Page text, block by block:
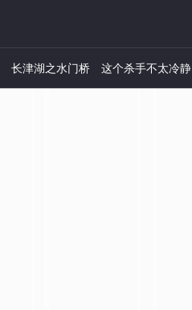
长津湖之水门桥 这个杀手不太冷静